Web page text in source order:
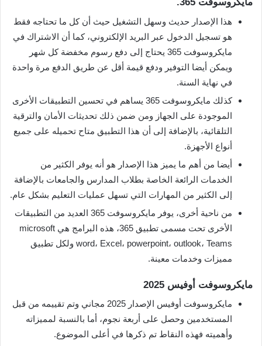
هذا الإصدار حديث وسهل التشغيل حيث أن كل ما تحتاجه فقط
هو تسجيل الدخول عبر البريد الإلكتروني، كما أن الاشتراك في
مايكروسوفت 365 يحتاج إلى دفع رسوم مخفضة كل شهر
ويمكن أيضا التوفير ودفع قيمة أقل عن طريق الدفع مرة واحدة
في نهاية السنة.
كذلك مايكروسوفت 365 يساهم في تحسين التطبيقات الأخرى
الموجودة على الجهاز ومن ضمن ذلك تحديثات الأمان والترقية
التلقائية، بالإضافة إلى أن هذا التطبيق متاح تحميله على جميع
أنواع الأجهزة.
أيضا من أهم ما يميز هذا الإصدار هو أنه يوفر الكثير من
الخدمات الرائعة الخاصة بطلاب المدارس والجامعات بالإضافة
إلى الكثير من المهارات التي تسهل عمليات التعليم بشكل عام.
من ناحية أخرى، يوفر مايكروسوفت 365 العديد من التطبيقات
الأخرى تحت مسمى تطبيق 365، هذه البرامج هي microsoft
word، Excel، powerpoint، outlook، Teams ولكل تطبيق
مميزات وخدمات معينة.
مايكروسوفت أوفيس 2025
مايكروسوفت أوفيس الإصدار 2025 مجاني وتم تقييمه من قبل
المستخدمين وحصل على أربعة نجوم، أما بالنسبة لمميزاته
وأهميته فهذه النقاط تم ذكرها في أعلى الموضوع.